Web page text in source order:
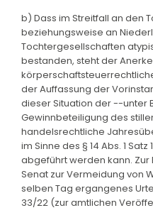
b) Dass im Streitfall an den
beziehungsweise an
Tochtergesellschaften
bestanden, steht der
der Auffassung der
dieser Situation der --unter
Gewinnbeteiligung des
handelsrechtliche
im Sinne des § 14 Abs. 1
abgeführt werden kann.
Senat zur Vermeidung von
selben Tag ergangenes
33/22 (zur amtlichen